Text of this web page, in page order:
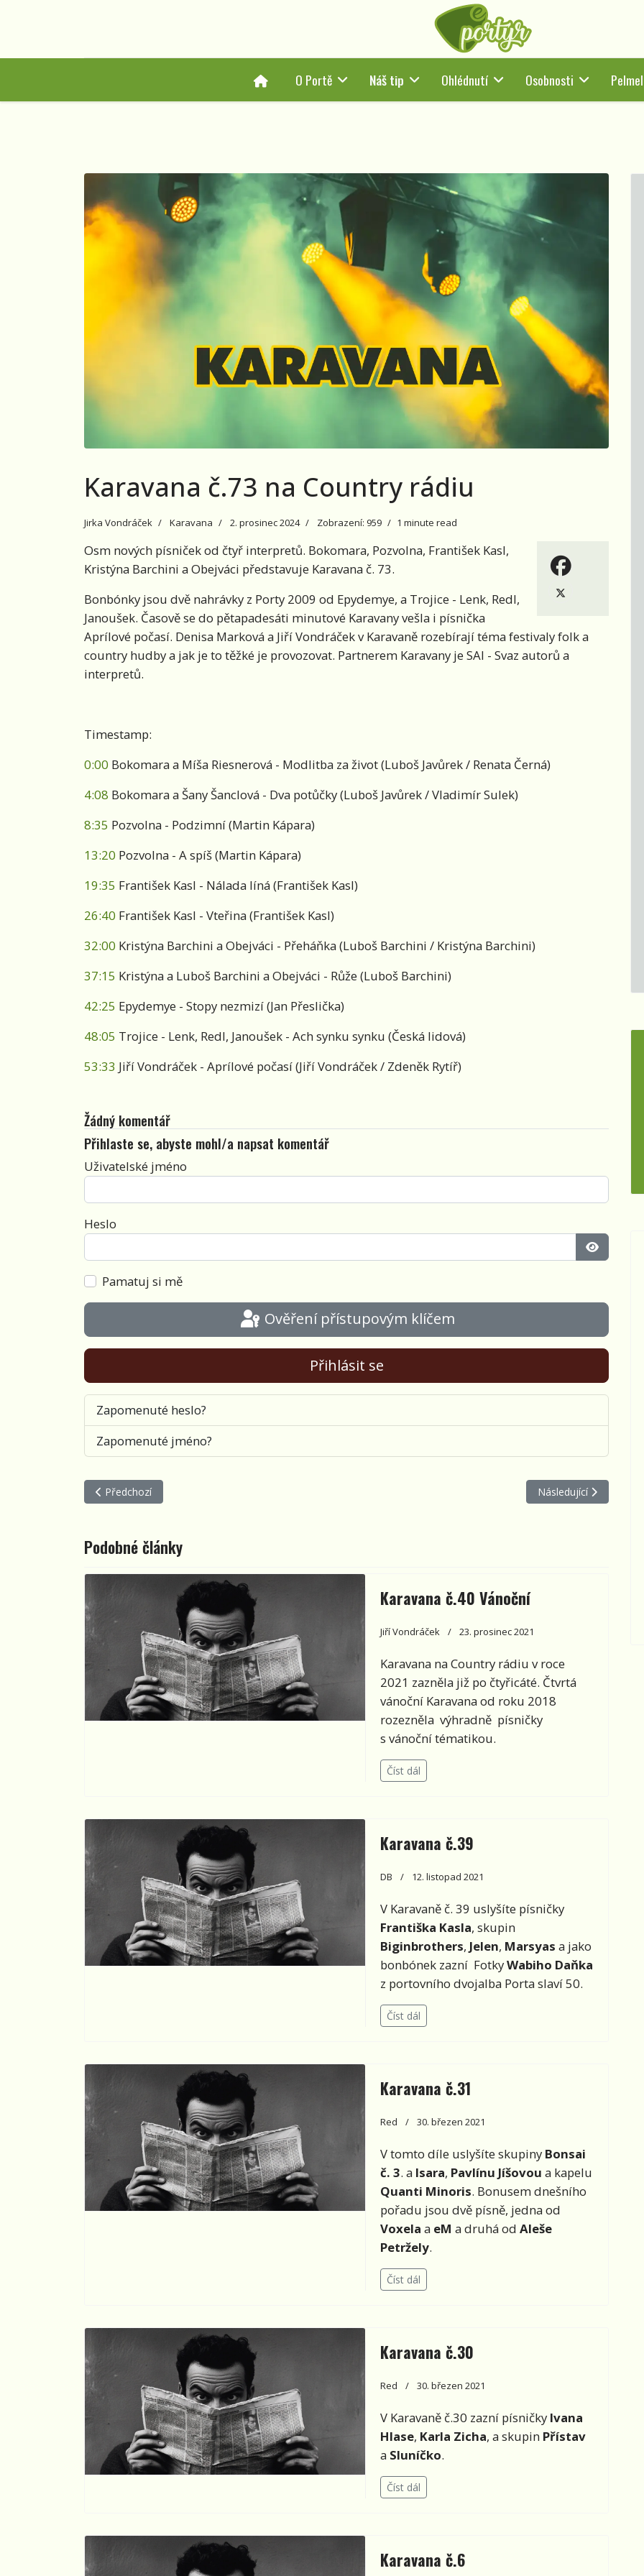
HomeO Portě Náš tip Ohlédnutí Osobnosti Pelmel
Karavana č.73 na Country rádiu
Jirka Vondráček Karavana 2. prosinec 2024 Zobrazení: 959 1 minute read
Osm nových písniček od čtyř interpretů. Bokomara, Pozvolna, František Kasl,
Kristýna Barchini a Obejváci představuje Karavana č. 73.
Bonbónky jsou dvě nahrávky z Porty 2009 od Epydemye, a Trojice - Lenk, Redl,
Janoušek. Časově se do pětapadesáti minutové Karavany vešla i písnička
Aprílové počasí. Denisa Marková a Jiří Vondráček v Karavaně rozebírají téma festivaly folk a
country hudby a jak je to těžké je provozovat. Partnerem Karavany je SAI - Svaz autorů a
interpretů.
Timestamp:
0:00 Bokomara a Míša Riesnerová - Modlitba za život (Luboš Javůrek / Renata Černá)
4:08 Bokomara a Šany Šanclová - Dva potůčky (Luboš Javůrek / Vladimír Sulek)
8:35 Pozvolna - Podzimní (Martin Kápara)
13:20 Pozvolna - A spíš (Martin Kápara)
19:35 František Kasl - Nálada líná (František Kasl)
26:40 František Kasl - Vteřina (František Kasl)
32:00 Kristýna Barchini a Obejváci - Přeháňka (Luboš Barchini / Kristýna Barchini)
37:15 Kristýna a Luboš Barchini a Obejváci - Růže (Luboš Barchini)
42:25 Epydemye - Stopy nezmizí (Jan Přeslička)
48:05 Trojice - Lenk, Redl, Janoušek - Ach synku synku (Česká lidová)
53:33 Jiří Vondráček - Aprílové počasí (Jiří Vondráček / Zdeněk Rytíř)
Žádný komentář
Přihlaste se, abyste mohl/a napsat komentář
Uživatelské jméno
Heslo
Zobrazit
Pamatuj si mě
Ověření přístupovým klíčem
Přihlásit se
Zapomenuté heslo?
Zapomenuté jméno?
Předchozí článek: Karavana č. 75 plná hudby
Předchozí Další článek:
Následující
Podobné články
Karavana č.40 Vánoční
Jiří Vondráček 23. prosinec 2021
Karavana na Country rádiu v roce
2021 zazněla již po čtyřicáté. Čtvrtá
vánoční Karavana od roku 2018
rozezněla výhradně písničky
s vánoční tématikou.
Číst dál
Karavana č.39
DB 12. listopad 2021
V Karavaně č. 39 uslyšíte písničky
Františka Kasla, skupin
Biginbrothers, Jelen, Marsyas a jako
bonbónek zazní FotkyWabiho Daňka
z portovního dvojalba Porta slaví 50.
Číst dál
Karavana č.31
Red 30. březen 2021
V tomto díle uslyšíte skupiny Bonsai
č. 3. a Isara, Pavlínu Jíšovou a kapelu
Quanti Minoris. Bonusem dnešního
pořadu jsou dvě písně, jedna od
Voxela a eM a druhá od Aleše
Petržely.
Číst dál
Karavana č.30
Red 30. březen 2021
V Karavaně č.30 zazní písničky Ivana
Hlase, Karla Zicha, a skupin Přístav
a Sluníčko.
Číst dál
Karavana č.6